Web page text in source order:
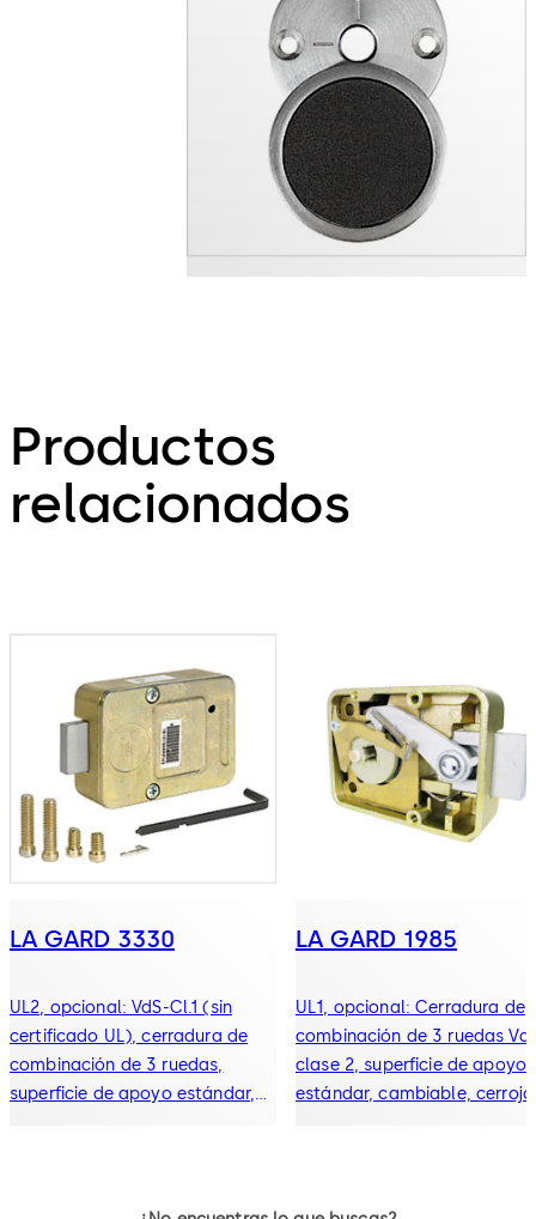
Productos
relacionados
LA GARD 3330
UL2, opcional: VdS-Cl.1 (sin
certificado UL), cerradura de
combinación de 3 ruedas,
superficie de apoyo estándar,
LA GARD 1985
UL1, opcional: Cerradura de
combinación de 3 ruedas
clase 2, superficie de apoyo
estándar, cambiable,